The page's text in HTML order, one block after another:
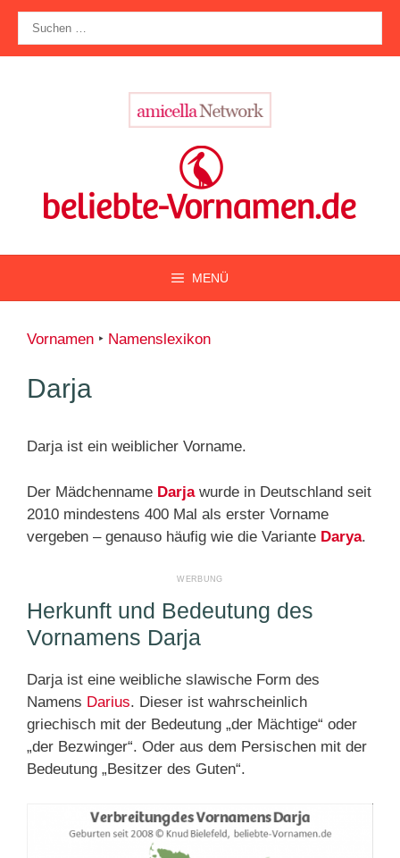
Zum
Inhalt
springen
nach:
MENÜ
Vornamen ‣ Namenslexikon
Darja
Darja ist ein weiblicher Vorname.
Der Mädchenname Darjawurde in Deutschland seit
2010 mindestens 400 Mal als erster Vorname
vergeben – genauso häufig wie die Variante Darya.
Herkunft und Bedeutung des
Vornamens Darja
Darja ist eine weibliche slawische Form des
Namens Darius. Dieser ist wahrscheinlich
griechisch mit der Bedeutung „der Mächtige“ oder
„der Bezwinger“. Oder aus dem Persischen mit der
Bedeutung „Besitzer des Guten“.